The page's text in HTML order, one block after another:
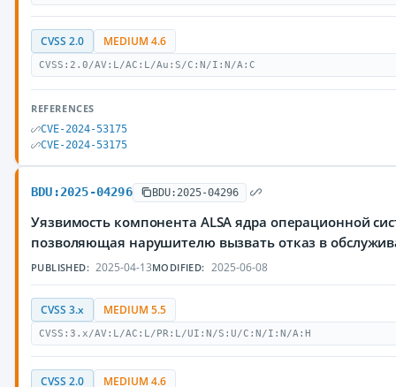
CVSS 2.0 MEDIUM 4.6
CVSS:2.0/AV:L/AC:L/Au:S/C:N/I:N/A:C
REFERENCES
CVE-2024-53175
CVE-2024-53175
BDU:2025-04296 BDU:2025-04296
Уязвимость компонента ALSA ядра операционной
позволяющая нарушителю вызвать отказ в
PUBLISHED: 2025-04-13MODIFIED: 2025-06-08
CVSS 3.x MEDIUM 5.5
CVSS:3.x/AV:L/AC:L/PR:L/UI:N/S:U/C:N/I:N/A:H
CVSS 2.0 MEDIUM 4.6